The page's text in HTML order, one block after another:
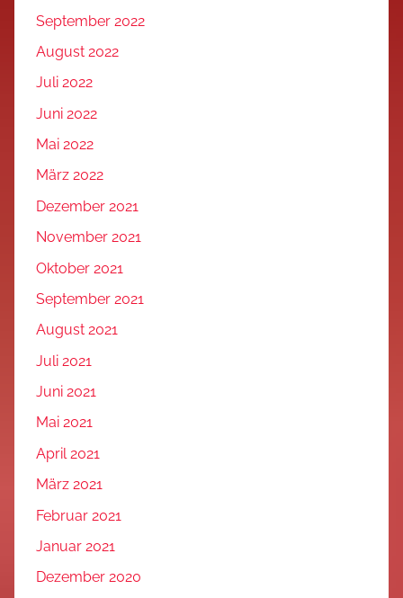
September 2022
August 2022
Juli 2022
Juni 2022
Mai 2022
März 2022
Dezember 2021
November 2021
Oktober 2021
September 2021
August 2021
Juli 2021
Juni 2021
Mai 2021
April 2021
März 2021
Februar 2021
Januar 2021
Dezember 2020